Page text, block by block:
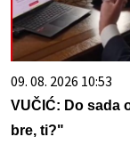
09. 08. 2026 10:53
VUČIĆ: Do sada
bre, ti?"